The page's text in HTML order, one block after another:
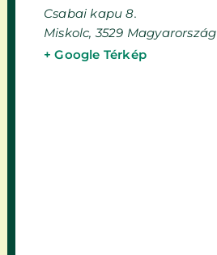
Csabai kapu 8.
Miskolc, 3529 Magyarország
+ Google Térkép